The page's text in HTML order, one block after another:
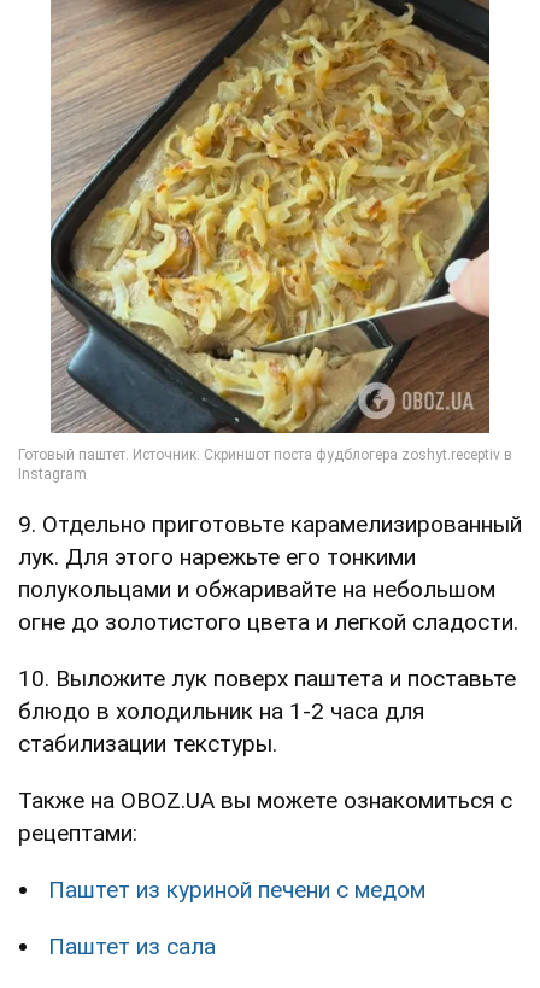
9. Отдельно приготовьте карамелизированный
лук. Для этого нарежьте его тонкими
полукольцами и обжаривайте на небольшом
огне до золотистого цвета и легкой сладости.
10. Выложите лук поверх паштета и поставьте
блюдо в холодильник на 1-2 часа для
стабилизации текстуры.
Также на OBOZ.UA вы можете ознакомиться с
рецептами:
Паштет из куриной печени с медом
Паштет из сала